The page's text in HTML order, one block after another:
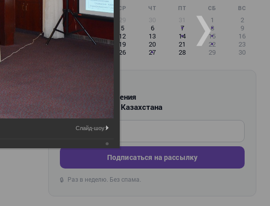
ИПН
ПН ВТ СР ЧТ ПТ СБ ВС
27 28 29 30 31 1
2
3
5 6 7 8
9
10
11 12 13 14 15
16
18 19 20 21 22
23
26 27 28 29 30
РАССЫЛКА
Новости и изменения
для бухгалтеров Казахстана
Введите ваш e-mail
Подписаться на рассылку
🔒 Раз в неделю. Без спама.
Слайд-шоу: